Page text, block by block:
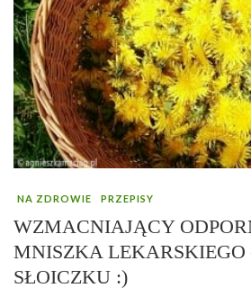
NA ZDROWIE PRZEPISY
WZMACNIAJĄCY
MNISZKA
SŁOICZKU :)